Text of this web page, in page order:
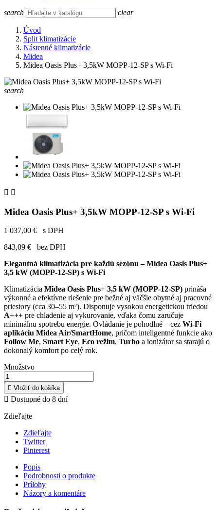
search clear
Úvod
Split klimatizácie
Nástenné klimatizácie
Midea
Midea Oasis Plus+ 3,5kW MOPP-12-SP s Wi-Fi
search
 
Midea Oasis Plus+ 3,5kW MOPP-12-SP s Wi-Fi
1 037,00 €
s DPH
843,09 €
bez DPH
Elegantná klimatizácia pre každú sezónu – Midea Oasis Plus+
3,5 kW (MOPP-12-SP) s Wi-Fi
Klimatizácia Midea Oasis Plus+ 3,5 kW (MOPP-12-SP) prináša
výkonné a efektívne riešenie pre bežné aj väčšie obytné aj pracovné
priestory (cca 30–55 m²). Disponuje vysokou energetickou triedou
A+++ pre chladenie aj vykurovanie, vďaka čomu zaručuje
minimálnu spotrebu energie. Ovládanie je pohodlné – cez Wi-Fi
aplikáciu Midea Air/SmartHome, pričom inteligentné funkcie ako
Follow Me, Smart Eye, Eco režim, Turbo a ionizátor sa starajú o
dokonalý komfort po celý rok.
Množstvo
 Vložiť do košíka
 Dostupné do 8 dní
Zdieľajte
Zdieľajte
Twitter
Pinterest
Popis
Podrobnosti o produkte
Prílohy
Názory a komentáre